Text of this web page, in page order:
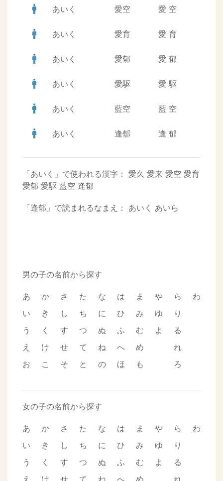
man あいく 愛空 愛 空
man あいく 愛育 愛 育
man あいく 愛郁 愛 郁
man あいく 愛駆 愛 駆
man あいく 藍空 藍 空
man あいく 逢郁 逢 郁
「あいく」で使われる漢字： 愛久 愛来 愛空 愛育
愛郁 愛駆 藍空 逢郁
「逢郁」で読まれるなまえ： あいく あいら
男の子の名前から探す
あ
い
う
え
お
か
き
く
け
こ
さ
し
す
せ
そ
た
ち
つ
て
と
な
に
ぬ
ね
の
は
ひ
ふ
へ
ほ
ま
み
む
め
も
や
ゆ
よ
ら
り
る
れ
ろ
わ
女の子の名前から探す
あ
い
う
か
き
く
さ
し
す
た
ち
つ
な
に
ぬ
は
ひ
ふ
ま
み
む
や
ゆ
よ
ら
り
る
わ